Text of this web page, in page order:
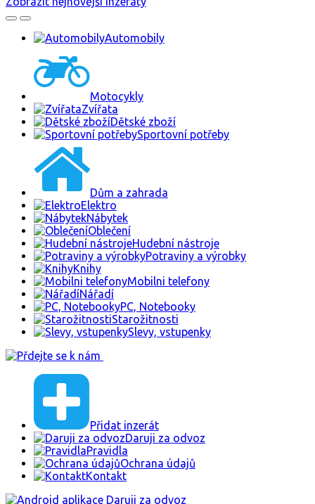
Automobily
Motocykly
Zvířata
Dětské zboží
Sportovní potřeby
Dům a zahrada
Elektro
Nábytek
Oblečení
Hudební nástroje
Potraviny a výrobky
Knihy
Mobilni telefony
Nářadí
PC, Notebooky
Starožitnosti
Slevy, vstupenky
Přidat inzerát
Daruji za odvoz
Pravidla
Ochrana údajů
Kontakt